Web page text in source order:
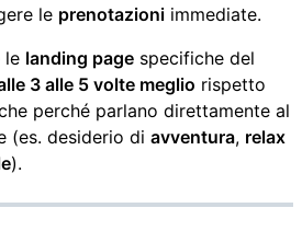
le prenotazioni immediate.
le landing page specifiche del
3 alle 5 volte meglio rispetto
perché parlano direttamente al
(es. desiderio di avventura, relax
).